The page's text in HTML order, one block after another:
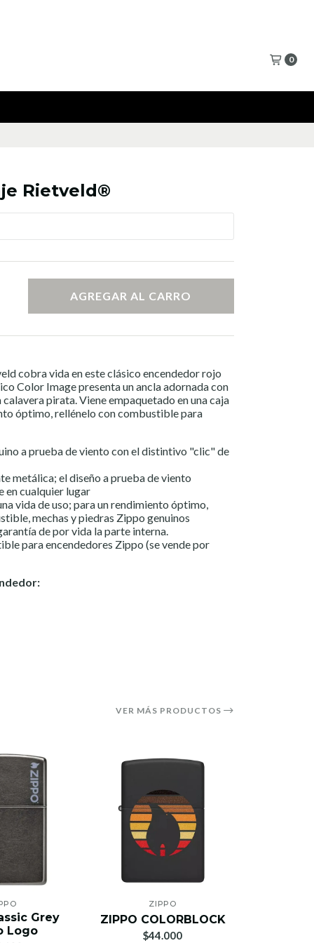
0
Rietveld®
AGREGAR AL CARRO
cobra vida en este clásico encendedor rojo
Color Image presenta un ancla adornada con
pirata. Viene empaquetado en una caja
óptimo, rellénelo con combustible para
a prueba de viento con el distintivo "clic" de
metálica; el diseño a prueba de viento
en cualquier lugar
vida de uso; para un rendimiento óptimo,
mechas y piedras Zippo genuinos
de por vida la parte interna.
para encendedores Zippo (se vende por
VER MÁS PRODUCTOS
Grey
Logo
ZIPPO
ZIPPO COLORBLOCK
$44.000